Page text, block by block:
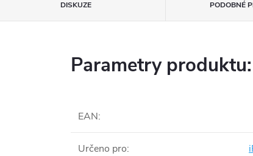
DISKUZE PODOBNÉ
Parametry produktu:
EAN:
Určeno pro: